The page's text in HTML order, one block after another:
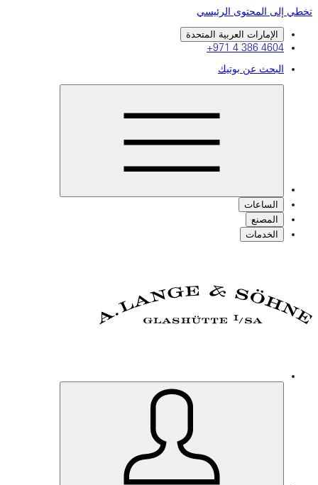
تخطي إلى المحتوى الرئيسي
الإمارات العربية المتحدة
+971 4 386 4604
البحث عن بوتيك
الساعات
المصنع
الخدمات